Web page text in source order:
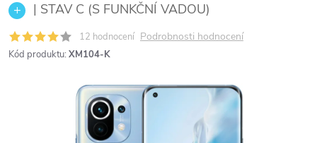
| STAV C (S FUNKČNÍ VADOU)
12 hodnocení Podrobnosti hodnocení
Kód produktu: XM104-K